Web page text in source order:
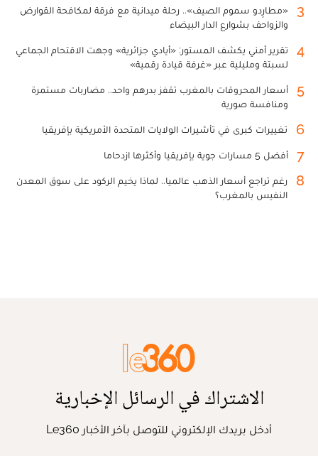
3
«مطارِدو سموم الصيف».. رحلة ميدانية مع فرقة لمكافحة القوارض
والزواحف بشوارع الدار البيضاء
4
تقرير أمني يكشف المستور: «أيادي جزائرية» وجهت الاقتحام الجماعي
لسبتة ومليلية عبر «غرفة قيادة رقمية»
5
أسعار المحروقات بالمغرب تقفز بدرهم واحد.. مضاربات مستمرة
ومنافسة صورية
6 تغييرات كبرى في تأشيرات الولايات المتحدة الأمريكية بإفريقيا
7 أفضل 5 مسارات جوية بإفريقيا وأكثرها ازدحاما
8
رغم تراجع أسعار الذهب عالميا.. لماذا يخيم الركود على سوق المعدن
النفيس بالمغرب؟
الاشتراك في الرسائل الإخبارية
أدخل بريدك الإلكتروني للتوصل بآخر الأخبار Le360